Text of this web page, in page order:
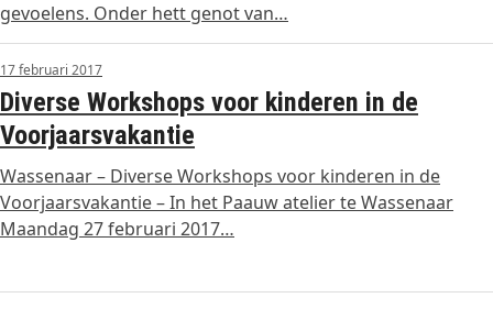
gevoelens. Onder hett genot van…
17 februari 2017
Diverse Workshops voor kinderen in de
Voorjaarsvakantie
Wassenaar – Diverse Workshops voor kinderen in de
Voorjaarsvakantie – In het Paauw atelier te Wassenaar
Maandag 27 februari 2017…